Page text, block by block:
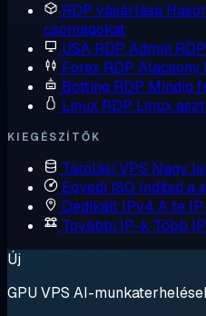
RDP vásárlása
csomagokat
USA RDP Admin
Forex RDP Alacsony
Botting RDP Mindig
Linux RDP Linux
KIEGÉSZÍTŐK
Tárolási VPS Nagy
Egyedi ISO Indítsd a
Dedikált IPv4 A te
További IP-k Több
Új
GPU VPS AI-